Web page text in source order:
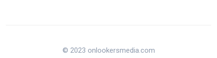
© 2023 onlookersmedia.com